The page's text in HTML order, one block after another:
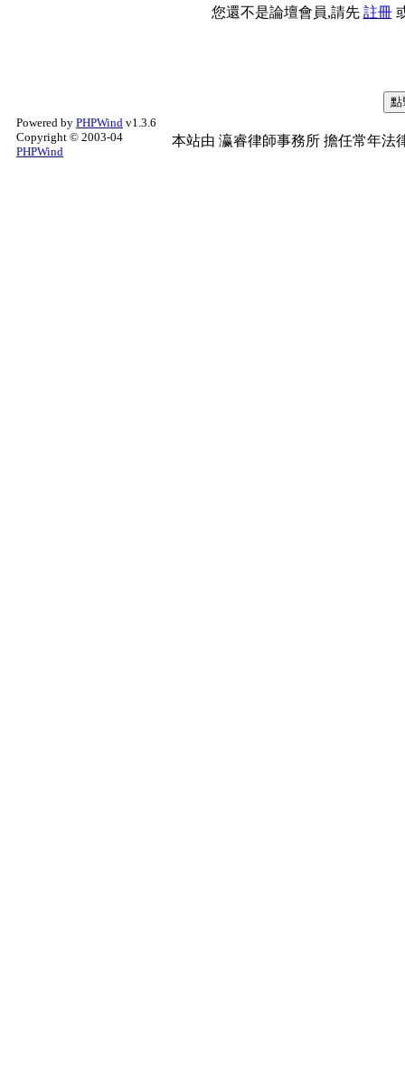
您還不是論壇會員,請先 註冊
Powered by PHPWind v1.3.6
Copyright © 2003-04
PHPWind
本站由 瀛睿律師事務所 擔任常年法